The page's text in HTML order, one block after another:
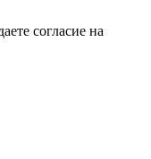
согласие на